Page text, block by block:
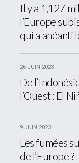
Il y a 1,127
l’Europe
qui a anéanti
26 JUIN 2023
De
l’Ouest : El
9 JUIN 2023
Les fumées
de l’Europe ?